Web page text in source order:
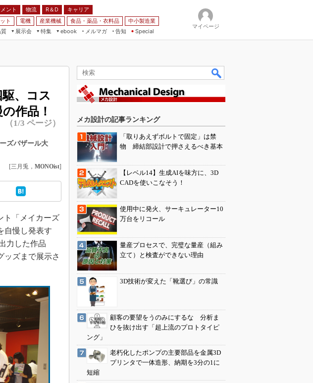
ント 物流 R＆D
キャリア
ト 電機 産業機械 食品・薬品・衣料品
中小製造業
展示会
特集
ebook
メルマガ
告知 Special
マイページ
、コス
作品！
（1/3 ページ）
ズバザール大
[三月兎， MONOist]
ト「メイカーズ
自慢し発表す
力した作品
ッズまで展示さ
メカ設計の記事ランキング
「取りあえずボルトで固定」は禁
物 締結部設計で押さえるべき基本
【レベル14】生成AIを味方に、3D
CADを使いこなそう！
使用中に発火、サーキュレーター10
万台をリコール
量産プロセスで、完璧な量産（組み
立て）と検査ができない理由
3D技術が変えた「靴選び」の常識
顧客の要望をうのみにするな 分析ま
ひを抜け出す「超上流のプロトタイピ
ング」
老朽化したポンプの主要部品を金属3D
プリンタで一体造形、納期を3分の1に
短縮